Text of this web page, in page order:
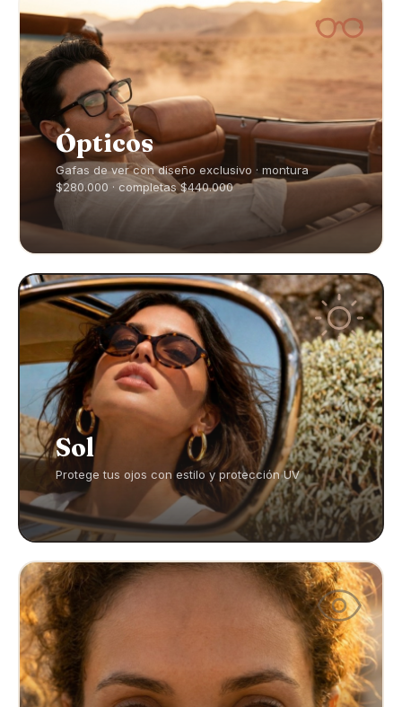
Ópticos
Gafas de ver con diseño exclusivo · montura
$280.000 · completas $440.000
Sol
Protege tus ojos con estilo y protección UV